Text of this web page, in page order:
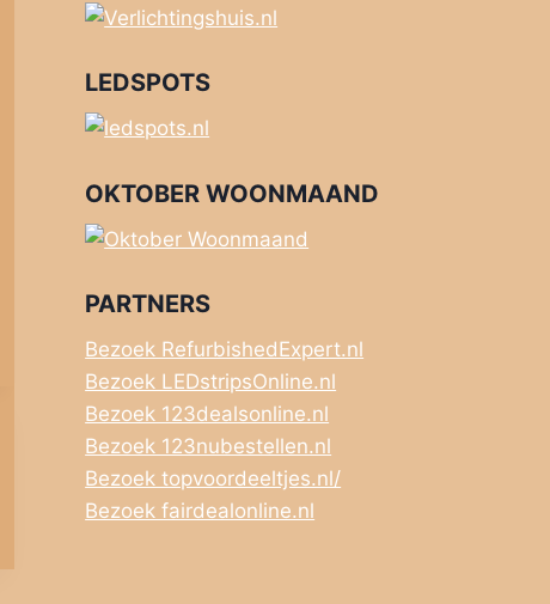
LEDSPOTS
OKTOBER WOONMAAND
PARTNERS
Bezoek RefurbishedExpert.nl
Bezoek LEDstripsOnline.nl
Bezoek 123dealsonline.nl
Bezoek 123nubestellen.nl
Bezoek topvoordeeltjes.nl/
Bezoek fairdealonline.nl